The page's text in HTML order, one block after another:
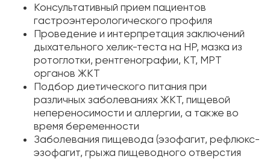
Консультативный прием пациентов
гастроэнтерологического профиля
Проведение и интерпретация заключений
дыхательного хелик-теста на НР, мазка из
ротоглотки, рентгенографии, КТ, МРТ
органов ЖКТ
Подбор диетического питания при
различных заболеваниях ЖКТ, пищевой
непереносимости и аллергии, а также во
время беременности
Заболевания пищевода (эзофагит, рефлюкс-
эзофагит, грыжа пищеводного отверстия